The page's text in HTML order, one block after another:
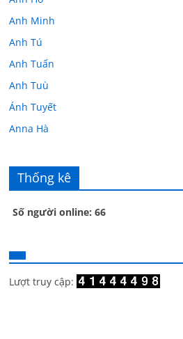
Anh Minh
Anh Tú
Anh Tuấn
Anh Tuù
Ánh Tuyết
Anna Hà
Âu Tú Vân
Bác sĩ Hoa
Bác sĩ Stephen Mak
Bác Đạt
Bạch Cúc
Thống kê
Số người online: 66
Lượt truy cập: